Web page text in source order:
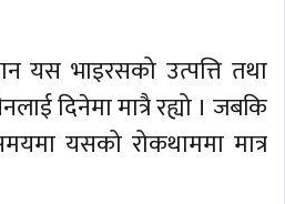
यस भाइरसको उत्पत्ति तथा
दिनेमा मात्रै रह्यो । जबकि
यसको रोकथाममा मात्र